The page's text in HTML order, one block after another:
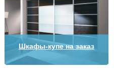
Шкафы-купе на заказ